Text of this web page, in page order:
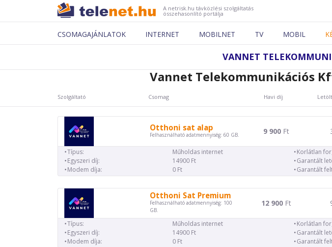
A netrisk.hu távközlési szolgáltatás
összehasonlító portálja
CSOMAGAJÁNLATOK INTERNET MOBILNET TV MOBIL
VANNET
Vannet Telekommunikációs
Szolgáltató Csomag Havi díj
Otthoni sat alap
Felhasználható adatmennyiség: 60 GB. 9 900Ft
Típus:
Műholdas internet
Egyszeri díj:
14900 Ft
Modem díja:
0 Ft
Korlátlan
Garantált
Garantált
Otthoni Sat Premium
Felhasználható adatmennyiség: 100
GB.
12 900Ft
Típus:
Műholdas internet
Egyszeri díj:
14900 Ft
Modem díja:
0 Ft
Korlátlan
Garantált
Garantált